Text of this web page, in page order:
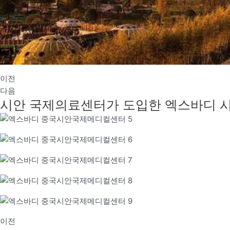
이전
다음
시안 국제의료센터가 도입한 엑스바디
이전